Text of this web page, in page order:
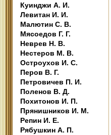
Куинджи А. И.
Левитан И. И.
Малютин С. В.
Мясоедов Г. Г.
Неврев Н. В.
Нестеров М. В.
Остроухов И. С.
Перов В. Г.
Петровичев П. И.
Поленов В. Д.
Похитонов И. П.
Прянишников И. М.
Репин И. Е.
Рябушкин А. П.